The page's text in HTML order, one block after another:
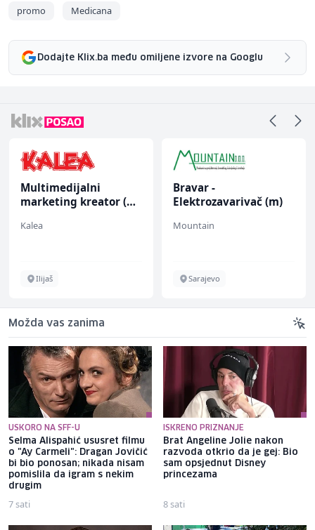
promo Medicana
Dodajte Klix.ba među omiljene izvore na Googlu
Multimedijalni
marketing kreator (m/
Kalea
Ilijaš
Bravar -
Elektrozavarivač (m)
Mountain
Sarajevo
Možda vas zanima
USKORO NA SFF-U
Selma Alispahić ususret filmu
o "Ay Carmeli": Dragan Jovičić
bi bio ponosan; nikada nisam
pomislila da igram s nekim
drugim
7 sati
ISKRENO PRIZNANJE
Brat Angeline Jolie nakon
razvoda otkrio da je gej: Bio
sam opsjednut Disney
princezama
8 sati